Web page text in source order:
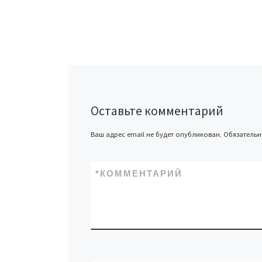
Оставьте комментарий
Ваш адрес email не будет опубликован.
КОММЕНТАРИЙ
*